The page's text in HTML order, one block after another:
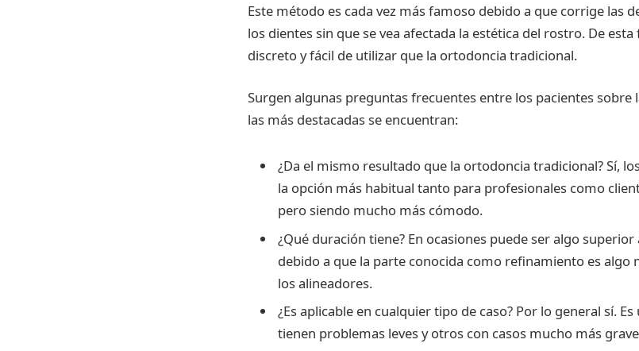
Este método es cada vez más famoso debido a que corrige las
los dientes sin que se vea afectada la estética del rostro. De
discreto y fácil de utilizar que la ortodoncia tradicional.
Surgen algunas preguntas frecuentes entre los pacientes
las más destacadas se encuentran:
¿Da el mismo resultado que la ortodoncia tradicional? Sí,
la opción más habitual tanto para profesionales como
pero siendo mucho más cómodo.
¿Qué duración tiene? En ocasiones puede ser algo
debido a que la parte conocida como refinamiento es algo
los alineadores.
¿Es aplicable en cualquier tipo de caso? Por lo general sí.
tienen problemas leves y otros con casos mucho más